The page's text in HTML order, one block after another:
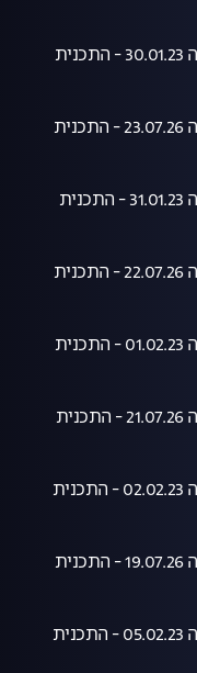
אזור בחירה 30.01.23 - התכנית
אזור בחירה 23.07.26 - התכנית
אזור בחירה 31.01.23 - התכנית
אזור בחירה 22.07.26 - התכנית
אזור בחירה 01.02.23 - התכנית
אזור בחירה 21.07.26 - התכנית
אזור בחירה 02.02.23 - התכנית
אזור בחירה 19.07.26 - התכנית
אזור בחירה 05.02.23 - התכנית